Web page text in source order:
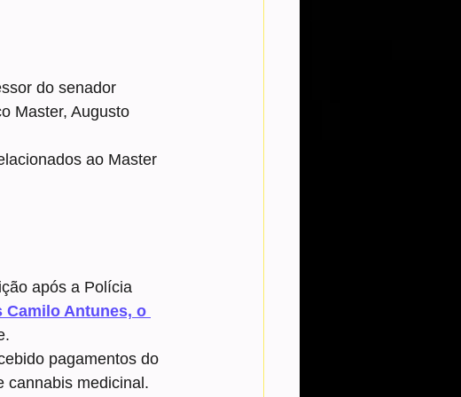
do senador
Master, Augusto
ao Master
após a Polícia
Camilo Antunes, o
pagamentos do
cannabis medicinal.